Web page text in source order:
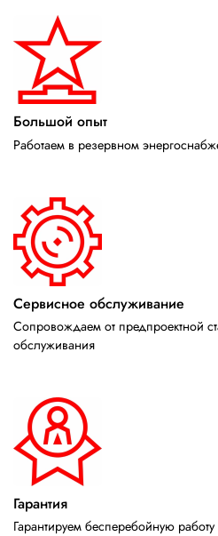
Большой опыт
Работаем в резервном
Сервисное обслуживание
Сопровождаем от предпроектной
обслуживания
Гарантия
Гарантируем бесперебойную